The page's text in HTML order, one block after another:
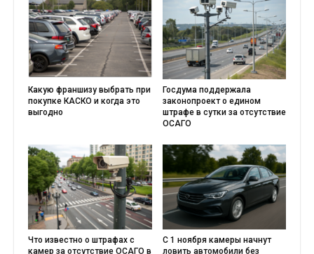
Какую франшизу выбрать при
покупке КАСКО и когда это
выгодно
Госдума поддержала
законопроект о едином
штрафе в сутки за отсутствие
ОСАГО
Что известно о штрафах с
камер за отсутствие ОСАГО в
С 1 ноября камеры начнут
ловить автомобили без